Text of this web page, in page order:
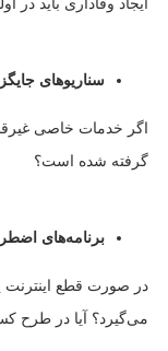
ایجاد وفاداری باید در
سناریوهای
اگر خدمات خاصی
گرفته شده است؟
برنامه‌های
در صورت قطع اینترنت
می‌گیرد؟ آیا در طرح